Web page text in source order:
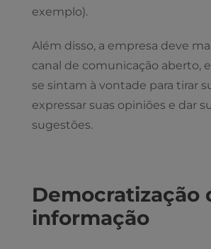
exemplo).
Além disso, a empresa deve
canal de comunicação aberto,
se sintam à vontade para tirar
expressar suas opiniões e dar
sugestões.
Democratização
informação